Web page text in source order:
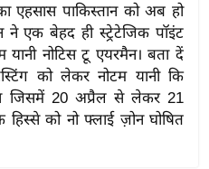
एहसास पाकिस्तान को अब हो
ने एक बेहद ही स्ट्रेटेजिक पॉइंट
यानी नोटिस टू एयरमैन। बता दें
को लेकर नोटम यानी कि
जिसमें 20 अप्रैल से लेकर 21
को नो फ्लाई ज़ोन घोषित